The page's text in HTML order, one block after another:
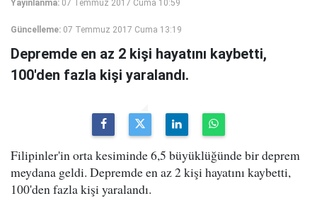
Yayınlanma: 07 Temmuz 2017 Cuma 10:59
Güncelleme: 07 Temmuz 2017 Cuma 13:19
Depremde en az 2 kişi hayatını kaybetti,
100'den fazla kişi yaralandı.
Filipinler'in orta kesiminde 6,5 büyüklüğünde bir deprem
meydana geldi. Depremde en az 2 kişi hayatını kaybetti,
100'den fazla kişi yaralandı.